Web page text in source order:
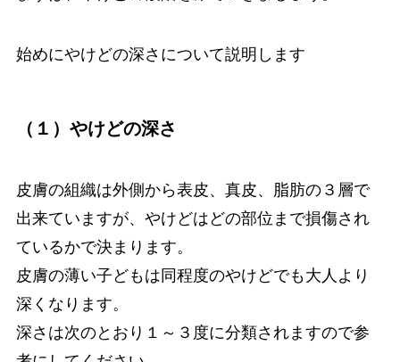
始めにやけどの深さについて説明します
（１）やけどの深さ
皮膚の組織は外側から表皮、真皮、脂肪の３層で
出来ていますが、やけどはどの部位まで損傷され
ているかで決まります。
皮膚の薄い子どもは同程度のやけどでも大人より
深くなります。
深さは次のとおり１～３度に分類されますので参